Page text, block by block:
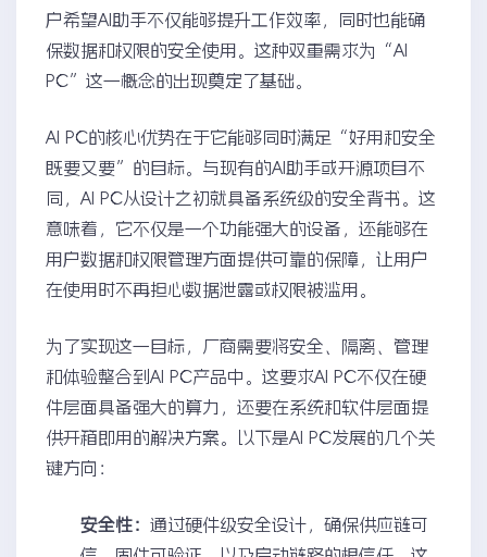
户希望AI助手不仅能够提升工作效率，同时也能确
保数据和权限的安全使用。这种双重需求为“AI
PC”这一概念的出现奠定了基础。
AI PC的核心优势在于它能够同时满足“好用和安全
既要又要”的目标。与现有的AI助手或开源项目不
同，AI PC从设计之初就具备系统级的安全背书。这
意味着，它不仅是一个功能强大的设备，还能够在
用户数据和权限管理方面提供可靠的保障，让用户
在使用时不再担心数据泄露或权限被滥用。
为了实现这一目标，厂商需要将安全、隔离、管理
和体验整合到AI PC产品中。这要求AI PC不仅在硬
件层面具备强大的算力，还要在系统和软件层面提
供开箱即用的解决方案。以下是AI PC发展的几个关
键方向：
安全性： 通过硬件级安全设计，确保供应链可